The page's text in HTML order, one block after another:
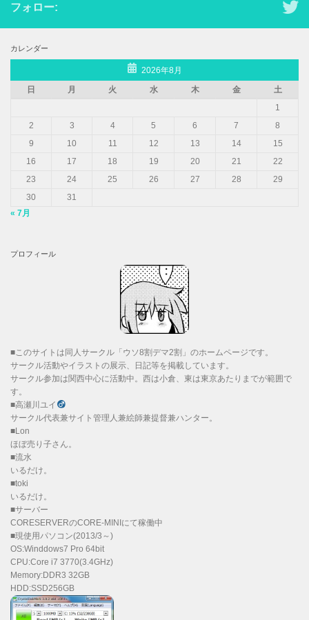
フォロー:
カレンダー
2026年8月
日
月 火 水 木 金
土
1
2
3 4 5 6 7
8
9
10 11 12 13 14
15
16
17 18 19 20 21
22
23
24 25 26 27 28
29
30
31
« 7月
プロフィール
■このサイトは同人サークル「ウソ8割デマ2割」のホームページです。
サークル活動やイラストの展示、日記等を掲載しています。
サークル参加は関西中心に活動中。西は小倉、東は東京あたりまでが範囲で
す。
■高瀬川ユイ
サークル代表兼サイト管理人兼絵師兼提督兼ハンター。
■Lon
ほぼ売り子さん。
■流水
いるだけ。
■toki
いるだけ。
■サーバー
CORESERVERのCORE-MINIにて稼働中
■現使用パソコン(2013/3～)
OS:Winddows7 Pro 64bit
CPU:Core i7 3770(3.4GHz)
Memory:DDR3 32GB
HDD:SSD256GB